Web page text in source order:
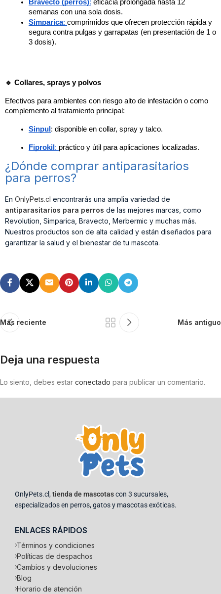
Bravecto (perros): eficacia prolongada hasta 12
semanas con una sola dosis.
Simparica: comprimidos que ofrecen protección rápida y
segura contra pulgas y garrapatas (en presentación de 1 o
3 dosis).
🔹 Collares, sprays y polvos
Efectivos para ambientes con riesgo alto de infestación o como
complemento al tratamiento principal:
Sinpul: disponible en collar, spray y talco.
Fiprokil: práctico y útil para aplicaciones localizadas.
¿Dónde comprar antiparasitarios
para perros?
En OnlyPets.cl encontrarás una amplia variedad de
antiparasitarios para perros de las mejores marcas, como
Revolution, Simparica, Bravecto, Merbermic y muchas más.
Nuestros productos son de alta calidad y están diseñados para
garantizar la salud y el bienestar de tu mascota.
Más reciente Más antiguo
Deja una respuesta
Lo siento, debes estar conectado para publicar un comentario.
OnlyPets.cl,tienda de mascotascon 3 sucursales,
especializados en perros, gatos y mascotas exóticas.
ENLACES RÁPIDOS
Términos y condiciones
Políticas de despachos
Cambios y devoluciones
Blog
Horario de atención